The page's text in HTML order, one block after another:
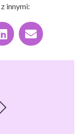
innymi: